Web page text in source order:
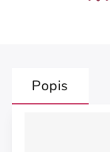
Popis